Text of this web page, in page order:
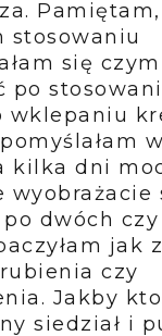
stosowaniu
się
po
wklepaniu
kilka dni
wyobrażacie
dwóch
jak
czy
Jakby
siedział i